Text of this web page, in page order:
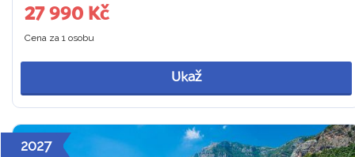
27 990 Kč
Cena za 1 osobu
Ukaž
2027